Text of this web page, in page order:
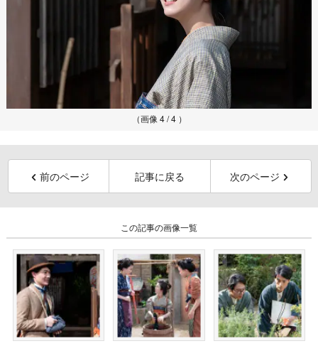
（画像 4 / 4 ）
前のページ 記事に戻る 次のページ
この記事の画像一覧